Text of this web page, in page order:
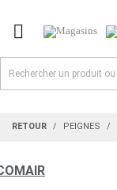

RETOUR PEIGNES